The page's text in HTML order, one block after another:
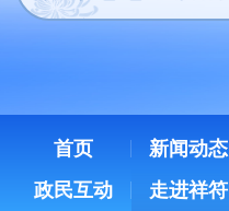
首页 新闻动态
政民互动
走进祥符